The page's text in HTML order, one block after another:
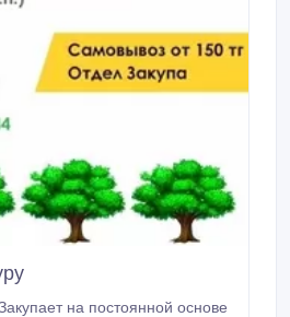
на постоянной основе